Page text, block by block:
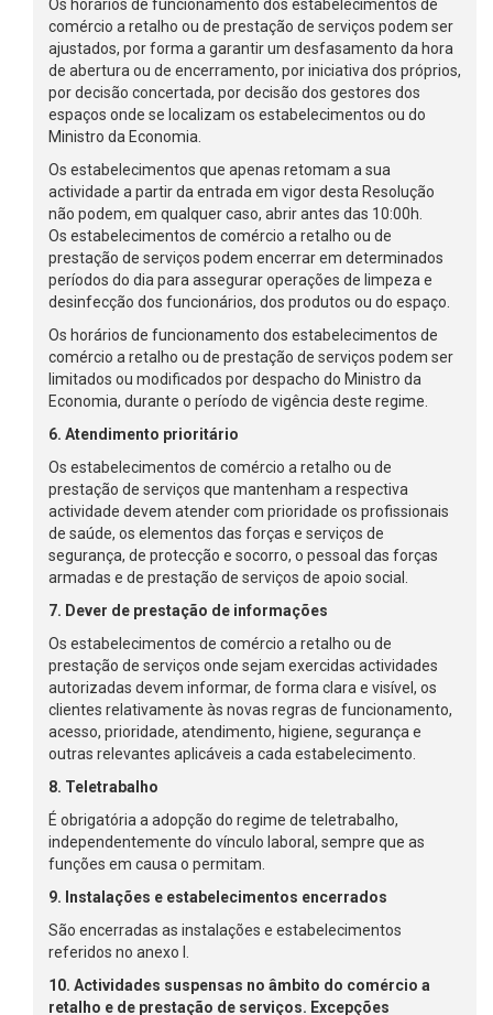
Os horários de funcionamento dos estabelecimentos de
comércio a retalho ou de prestação de serviços podem ser
ajustados, por forma a garantir um desfasamento da hora
de abertura ou de encerramento, por iniciativa dos próprios,
por decisão concertada, por decisão dos gestores dos
espaços onde se localizam os estabelecimentos ou do
Ministro da Economia.
Os estabelecimentos que apenas retomam a sua
actividade a partir da entrada em vigor desta Resolução
não podem, em qualquer caso, abrir antes das 10:00h.
Os estabelecimentos de comércio a retalho ou de
prestação de serviços podem encerrar em determinados
períodos do dia para assegurar operações de limpeza e
desinfecção dos funcionários, dos produtos ou do espaço.
Os horários de funcionamento dos estabelecimentos de
comércio a retalho ou de prestação de serviços podem ser
limitados ou modificados por despacho do Ministro da
Economia, durante o período de vigência deste regime.
6. Atendimento prioritário
Os estabelecimentos de comércio a retalho ou de
prestação de serviços que mantenham a respectiva
actividade devem atender com prioridade os profissionais
de saúde, os elementos das forças e serviços de
segurança, de protecção e socorro, o pessoal das forças
armadas e de prestação de serviços de apoio social.
7. Dever de prestação de informações
Os estabelecimentos de comércio a retalho ou de
prestação de serviços onde sejam exercidas actividades
autorizadas devem informar, de forma clara e visível, os
clientes relativamente às novas regras de funcionamento,
acesso, prioridade, atendimento, higiene, segurança e
outras relevantes aplicáveis a cada estabelecimento.
8. Teletrabalho
É obrigatória a adopção do regime de teletrabalho,
independentemente do vínculo laboral, sempre que as
funções em causa o permitam.
9. Instalações e estabelecimentos encerrados
São encerradas as instalações e estabelecimentos
referidos no anexo I.
10. Actividades suspensas no âmbito do comércio a
retalho e de prestação de serviços. Excepções